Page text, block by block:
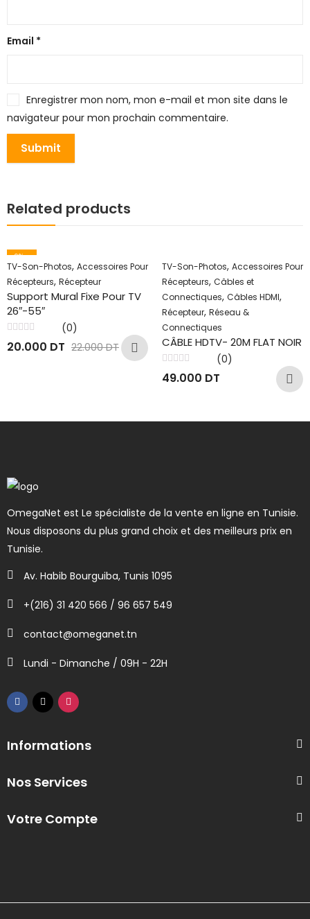
Email *
Enregistrer mon nom, mon e-mail et mon site dans le
navigateur pour mon prochain commentaire.
Related products
9% -
TV-Son-Photos, Accessoires Pour
Récepteurs, Récepteur
Support Mural Fixe Pour TV
26″-55″
0
(0)
20.000 DT 22.000DT
TV-Son-Photos, Accessoires Pour
Récepteurs, Câbles et
Connectiques, Câbles HDMI,
Récepteur, Réseau &
Connectiques
CÂBLE HDTV- 20M FLAT NOIR
0
(0)
49.000 DT
OmegaNet est Le spécialiste de la vente en ligne en Tunisie.
Nous disposons du plus grand choix et des meilleurs prix en
Tunisie.
Av. Habib Bourguiba, Tunis 1095
+(216) 31 420 566 / 96 657 549
contact@omeganet.tn
Lundi - Dimanche / 09H - 22H
Informations
Nos Services
Votre Compte